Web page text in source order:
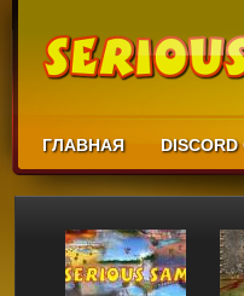
ГЛАВНАЯ